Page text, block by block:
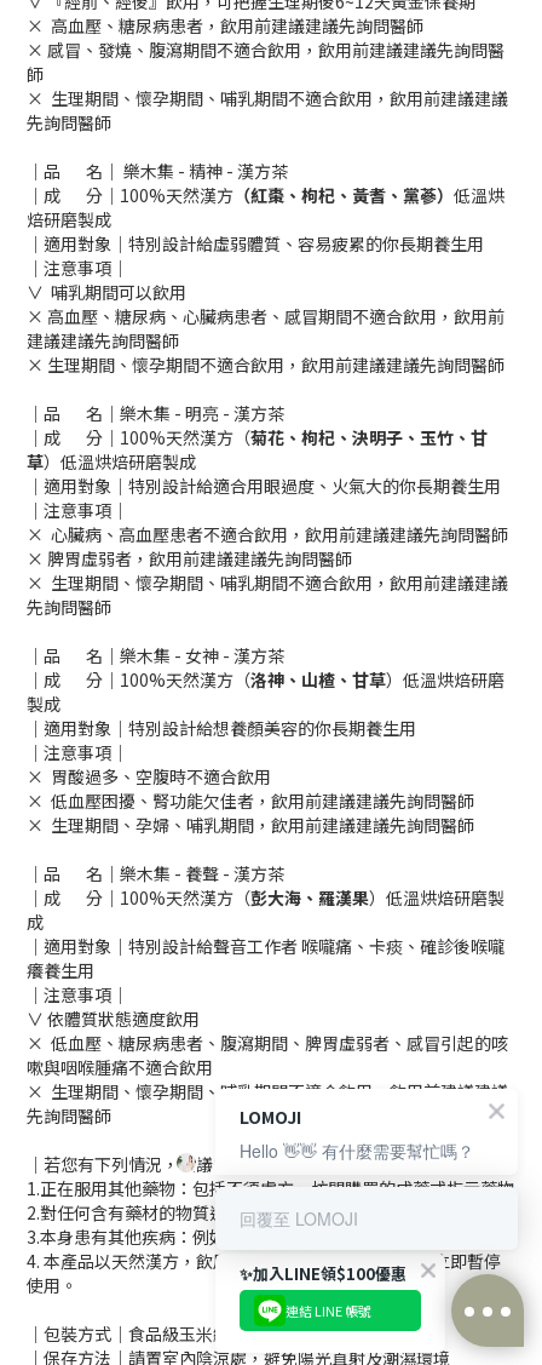
× 高血壓、糖尿病患者，飲用前建議建議先詢問醫師
× 感冒、發燒、腹瀉期間不適合飲用，飲用前建議建議先詢問醫
師
× 生理期間、懷孕期間、哺乳期間不適合飲用，飲用前建議建議
先詢問醫師
｜品 名｜ 樂木集 - 精神 - 漢方茶
｜成 分｜100%天然漢方 （紅棗、枸杞、黃耆、黨蔘） 低溫烘
焙研磨製成
｜適用對象｜特別設計給虛弱體質、容易疲累的你長期養生用
｜注意事項｜
∨ 哺乳期間可以飲用
× 高血壓、糖尿病、心臟病患者、感冒期間不適合飲用，飲用前
建議建議先詢問醫師
× 生理期間、懷孕期間不適合飲用，飲用前建議建議先詢問醫師
｜品 名｜樂木集 - 明亮 - 漢方茶
｜成 分｜100%天然漢方（菊花、枸杞、決明子、玉竹、甘
草）低溫烘焙研磨製成
｜適用對象｜特別設計給適合用眼過度、火氣大的你長期養生用
｜注意事項｜
× 心臟病、高血壓患者不適合飲用，飲用前建議建議先詢問醫師
× 脾胃虛弱者，飲用前建議建議先詢問醫師
× 生理期間、懷孕期間、哺乳期間不適合飲用，飲用前建議建議
先詢問醫師
｜品 名｜樂木集 - 女神 - 漢方茶
｜成 分｜100%天然漢方（洛神、山楂、甘草）低溫烘焙研磨
製成
｜適用對象｜特別設計給想養顏美容的你長期養生用
｜注意事項｜
× 胃酸過多、空腹時不適合飲用
× 低血壓困擾、腎功能欠佳者，飲用前建議建議先詢問醫師
× 生理期間、孕婦、哺乳期間，飲用前建議建議先詢問醫師
｜品 名｜樂木集 - 養聲 - 漢方茶
｜成 分｜100%天然漢方（彭大海、羅漢果）低溫烘焙研磨製
成
｜適用對象｜特別設計給聲音工作者 喉嚨痛、卡痰、確診後喉嚨
癢養生用
｜注意事項｜
∨ 依體質狀態適度飲用
× 低血壓、糖尿病患者、腹瀉期間、脾胃虛弱者、感冒引起的咳
嗽與咽喉腫痛不適合飲用
× 生理期間、懷孕期間、哺乳期間不適合飲用，飲用前建議建議
先詢問醫師
｜若您有下列情況，建議先詢問醫師｜
1.正在服用其他藥物：包括不須處方、坊間購買的成藥或指示藥物
2.對任何含有藥材的物質過敏：或者對其他藥物、草藥過敏
3.本身患有其他疾病：例如生理系統失調，或有其他任何健康狀況
4. 本產品以天然漢方，飲用過程中如感到身體不適，請立即暫停
使用。
｜包裝方式｜食品級玉米纖維茶包
｜保存方法｜請置室內陰涼處，避免陽光直射及潮濕環境
✨加入LINE領$100優惠
連結 LINE 帳號
LOMOJI
Hello 👋👋 有什麼需要幫忙嗎？
回覆至 LOMOJI